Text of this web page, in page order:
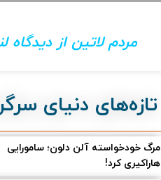
مردم لاتین از دیدگاه
تازه‌های دنیای
مرگ خودخواسته آلن دلون؛ سامورایی
هاراکیری کرد!